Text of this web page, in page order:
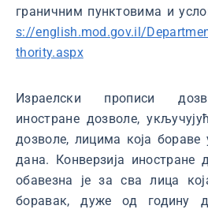
граничним пунктовима и
s://english.mod.gov.il/
thority.aspx
Израелски прописи
иностране дозволе,
дозволе, лицима која
дана. Конверзија иностране
обавезна је за сва лица
боравак, дуже од годину